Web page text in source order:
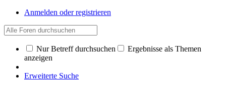
Anmelden oder registrieren
Nur Betreff durchsuchen
Ergebnisse als Themen
anzeigen
Erweiterte Suche